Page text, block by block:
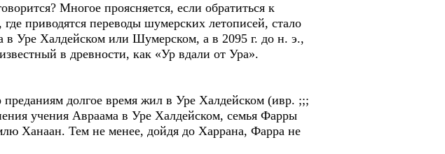
Многое проясняется, если обратиться к
приводятся переводы шумерских летописей, стало
Уре Халдейском или Шумерском, а в 2095 г. до н. э.,
в древности, как «Ур вдали от Ура».
долгое время жил в Уре Халдейском (ивр. ;;;
учения Авраама в Уре Халдейском, семья Фарры
Ханаан. Тем не менее, дойдя до Харрана, Фарра не